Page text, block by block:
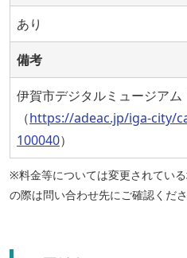
あり
備考
伊賀市デジタルミュージアム
（https://adeac.jp/iga-city/
100040）
※料金等については変更されてい
の際は問い合わせ先にご確認くださ